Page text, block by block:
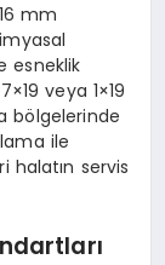
mm
esneklik
veya 1×19
bölgelerinde
ile
halatın servis